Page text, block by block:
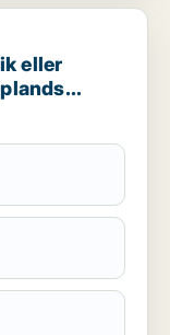
för
eller
m.fl.